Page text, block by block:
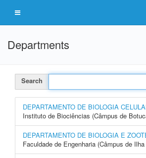
Departments
Search
DEPARTAMENTO DE BIOLOGIA
Instituto de Biociências (Câmpus de
DEPARTAMENTO DE BIOLOGIA E
Faculdade de Engenharia (Câmpus de